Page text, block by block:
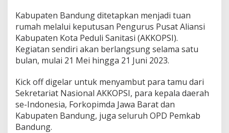
a
M
e
l
a
l
i
C
i
t
y
Kabupaten Bandung ditetapkan menjadi tuan
rumah melalui keputusan Pengurus Pusat Aliansi
Kabupaten Kota Peduli Sanitasi (AKKOPSI).
Kegiatan sendiri akan berlangsung selama satu
bulan, mulai 21 Mei hingga 21 Juni 2023.
Kick off digelar untuk menyambut para tamu dari
Sekretariat Nasional AKKOPSI, para kepala daerah
se-Indonesia, Forkopimda Jawa Barat dan
Kabupaten Bandung, juga seluruh OPD Pemkab
Bandung.